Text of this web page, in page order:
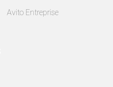
Avito Entreprise